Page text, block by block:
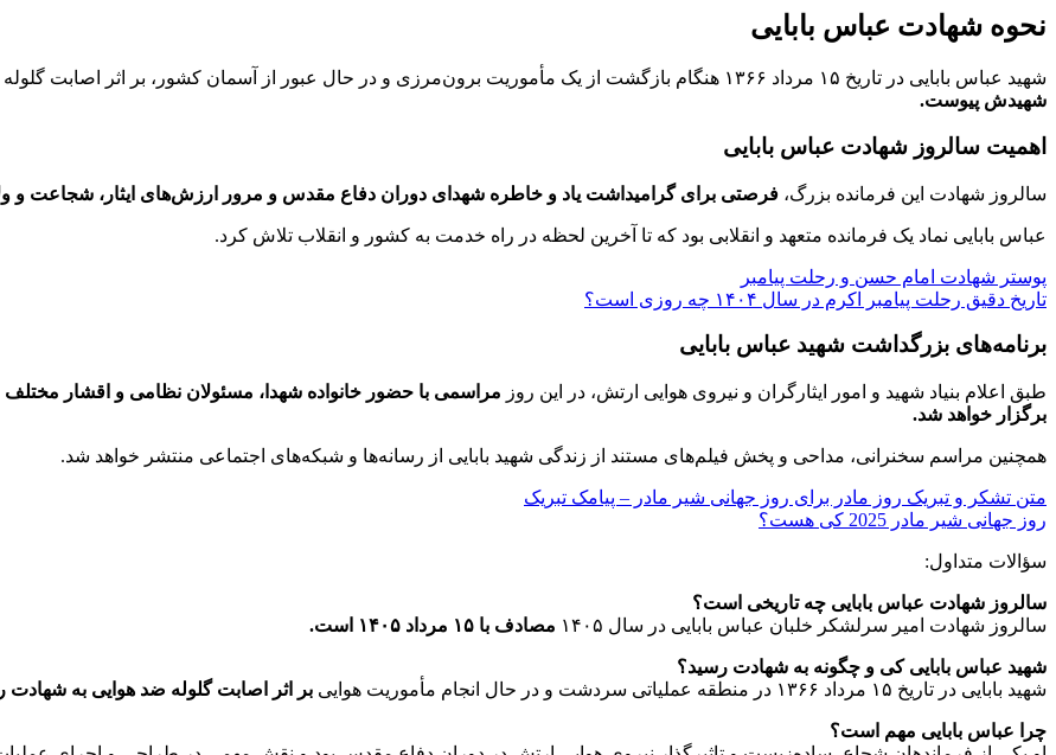
نحوه شهادت عباس بابایی
شهید عباس بابایی در تاریخ ۱۵ مرداد ۱۳۶۶ هنگام بازگشت از یک مأموریت برون‌مرزی و در حال عبور از آسمان کشور، بر اثر اصابت گلوله ضد هوایی خودی در منطقه سردشت به
شهیدش پیوست.
اهمیت سالروز شهادت عباس بابایی
سالروز شهادت این فرمانده بزرگ، فرصتی برای گرامیداشت یاد و خاطره شهدای دوران دفاع مقدس و مرور ارزش‌های ایثار، شجاعت و
عباس بابایی نماد یک فرمانده متعهد و انقلابی بود که تا آخرین لحظه در راه خدمت به کشور و انقلاب تلاش کرد.
پوستر شهادت امام حسن و رحلت پیامبر
تاریخ دقیق رحلت پیامبر اکرم در سال ۱۴۰۴ چه روزی است؟
برنامه‌های بزرگداشت شهید عباس بابایی
طبق اعلام بنیاد شهید و امور ایثارگران و نیروی هوایی ارتش، در این روز مراسمی با حضور خانواده شهدا، مسئولان نظامی و اقشار
برگزار خواهد شد.
همچنین مراسم سخنرانی، مداحی و پخش فیلم‌های مستند از زندگی شهید بابایی از رسانه‌ها و شبکه‌های اجتماعی منتشر خواهد شد.
متن تشکر و تبریک روز مادر برای روز جهانی شیر مادر – پیامک تبریک
روز جهانی شیر مادر 2025 کی هست؟
سؤالات متداول:
سالروز شهادت عباس بابایی چه تاریخی است؟
سالروز شهادت امیر سرلشکر خلبان عباس بابایی در سال ۱۴۰۵
مصادف با ۱۵ مرداد ۱۴۰۵ است.
شهید عباس بابایی کی و چگونه به شهادت رسید؟
شهید بابایی در تاریخ ۱۵ مرداد ۱۳۶۶ در منطقه عملیاتی سردشت و در حال انجام مأموریت هوایی
بر اثر اصابت گلوله ضد هوایی به شهادت
چرا عباس بابایی مهم است؟